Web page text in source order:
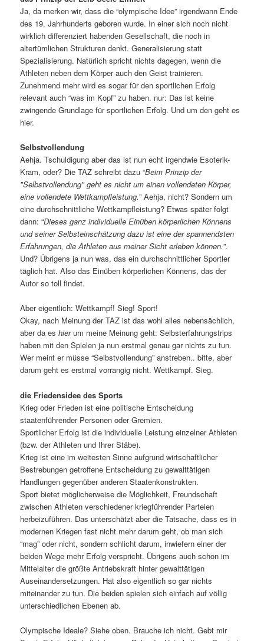
Ja, da merken wir, dass die “olympische Idee” irgendwann Ende
des 19. Jahrhunderts geboren wurde. In einer sich noch nicht
wirklich differenziert habenden Gesellschaft, die noch in
altertümlichen Strukturen denkt. Generalisierung statt
Spezialisierung. Natürlich spricht nichts dagegen, wenn die
Athleten neben dem Körper auch den Geist trainieren.
Zunehmend mehr wird es sogar für den sportlichen Erfolg
relevant auch “was im Kopf” zu haben. nur: Das ist keine
zwingende Grundlage für sportlichen Erfolg. Und um den geht es
hier.
Selbstvollendung
Aehja. Tschuldigung aber das ist nun echt irgendwie Esoterik-
Kram, oder? Die TAZ schreibt dazu “Beim Prinzip der
"Selbstvollendung" geht es nicht um einen vollendeten Körper,
eine vollendete Wettkampfleistung.” Aehja, nicht? Sondern um
eine durchschnittliche Wettkampfleistung? Etwas später folgt
dann: “Dieses ganz individuelle Einüben körperlichen Könnens
und seiner Selbsteinschätzung dazu ist eine der spannendsten
Erfahrungen, die Athleten aus meiner Sicht erleben können.”.
Und? Übrigens ja nun was, das ein durchschnittlicher Sportler
täglich hat. Also das Einüben körperlichen Könnens, das der
Autor so toll findet.
Aber eigentlich: Wettkampf! Sieg! Sport!
Okay, nach Meinung der TAZ ist das wohl alles nebensächlich,
aber da eshierum meine Meinung geht: Selbsterfahrungstrips
haben mit den Spielen ja nun erstmal genau gar nichts zu tun.
Wer meint er müsse “Selbstvollendung” anstreben.. bitte, aber
darum geht es erstmal vorrangig nicht. Wettkampf. Sieg.
die Friedensidee des Sports
Krieg oder Frieden ist eine politische Entscheidung
staatenführender Personen oder Gremien.
Sportlicher Erfolg ist die individuelle Leistung einzelner Athleten
(bzw. der Athleten und Ihrer Stäbe).
Krieg ist eine im weitesten Sinne aufgrund wirtschaftlicher
Bestrebungen getroffene Entscheidung zu gewalttätigen
Handlungen gegenüber anderen Staatenkonstrukten.
Sport bietet möglicherweise die Möglichkeit, Freundschaft
zwischen Athleten verschiedener kriegführender Parteien
herbeizuführen. Das unterschätzt aber die Tatsache, dass es in
modernen Kriegen fast nicht mehr darum geht, ob man sich
“mag” oder nicht, sondern schlicht darum, inwiefern einer der
beiden Wege mehr Erfolg verspricht. Übrigens auch schon im
Mittelalter die größte Antriebskraft hinter gewalttätigen
Auseinandersetzungen. Hat also eigentlich so gar nichts
miteinander zu tun. Die beiden spielen sich einfach auf völlig
unterschiedlichen Ebenen ab.
Olympische Ideale? Siehe oben. Brauche ich nicht. Gebt mir